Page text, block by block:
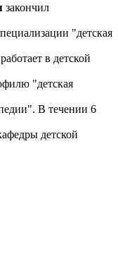
закончил
"детская
в детской
"детская
В течении 6
детской